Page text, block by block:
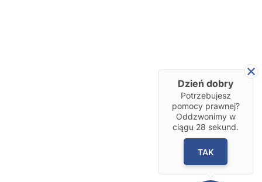
Dzień dobry
Potrzebujesz
pomocy prawnej?
Oddzwonimy w
ciągu 28 sekund.
TAK